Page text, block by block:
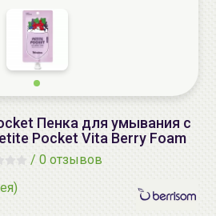
Пенка для умывания с
Pocket Vita Berry Foam
/ 0 отзывов